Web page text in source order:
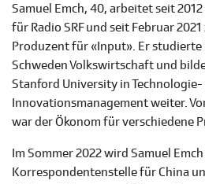
Samuel Emch, 40, arbeitet seit
für Radio SRF und seit Februar
Produzent für «Input». Er studierte
Schweden Volkswirtschaft und
Stanford University in Technologie-
Innovationsmanagement weiter.
war der Ökonom für verschiedene
Im Sommer 2022 wird Samuel
Korrespondentenstelle für China